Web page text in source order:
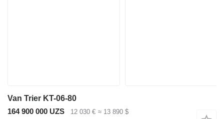
Van Trier KT-06-80
164 900 000 UZS
12 030 € ≈ 13 890 $